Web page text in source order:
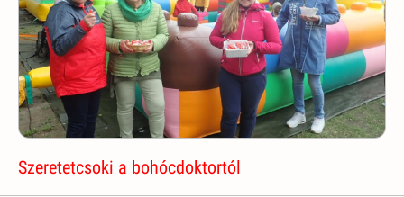
Szeretetcsoki a bohócdoktortól